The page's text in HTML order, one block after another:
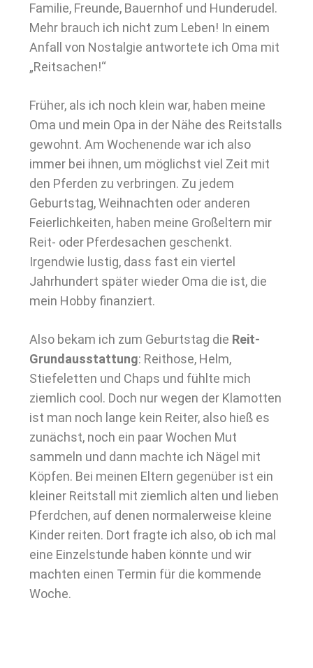
Familie, Freunde, Bauernhof und Hunderudel.
Mehr brauch ich nicht zum Leben! In einem
Anfall von Nostalgie antwortete ich Oma mit
„Reitsachen!“
Früher, als ich noch klein war, haben meine
Oma und mein Opa in der Nähe des Reitstalls
gewohnt. Am Wochenende war ich also
immer bei ihnen, um möglichst viel Zeit mit
den Pferden zu verbringen. Zu jedem
Geburtstag, Weihnachten oder anderen
Feierlichkeiten, haben meine Großeltern mir
Reit- oder Pferdesachen geschenkt.
Irgendwie lustig, dass fast ein viertel
Jahrhundert später wieder Oma die ist, die
mein Hobby finanziert.
Also bekam ich zum Geburtstag die Reit-
Grundausstattung: Reithose, Helm,
Stiefeletten und Chaps und fühlte mich
ziemlich cool. Doch nur wegen der Klamotten
ist man noch lange kein Reiter, also hieß es
zunächst, noch ein paar Wochen Mut
sammeln und dann machte ich Nägel mit
Köpfen. Bei meinen Eltern gegenüber ist ein
kleiner Reitstall mit ziemlich alten und lieben
Pferdchen, auf denen normalerweise kleine
Kinder reiten. Dort fragte ich also, ob ich mal
eine Einzelstunde haben könnte und wir
machten einen Termin für die kommende
Woche.